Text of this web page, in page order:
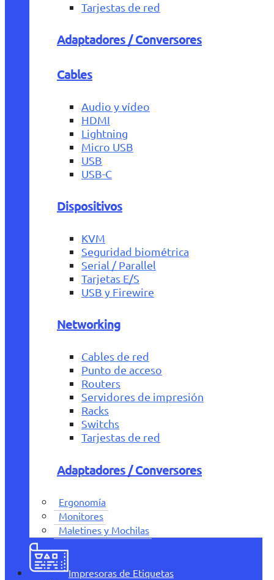
Tarjestas de red
Adaptadores / Conversores
Cables
Audio y vídeo
HDMI
Lightning
Micro USB
USB
USB-C
Dispositivos
KVM
Seguridad biométrica
Serial / Parallel
Tarjetas E/S
USB y Firewire
Networking
Cables de red
Punto de acceso
Routers
Servidores de impresión
Racks
Switchs
Tarjestas de red
Adaptadores / Conversores
Ergonomía
Monitores
Maletines y Mochilas
Impresoras de Etiquetas